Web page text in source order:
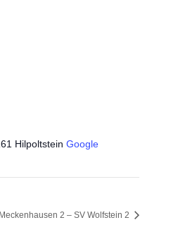
Hilpoltstein Google
2 – SV Wolfstein 2